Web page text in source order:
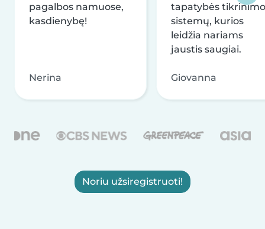
pagalbos namuose,
kasdienybę!
Nerina
tapatybės tikrinimo
sistemų, kurios
leidžia nariams
jaustis saugiai.
Giovanna
Noriu užsiregistruoti!